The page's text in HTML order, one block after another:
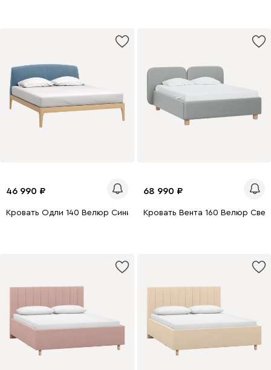
46 990
Кровать Одли 140 Велюр Синийstone
68 990
Кровать Вента 160 Велюр